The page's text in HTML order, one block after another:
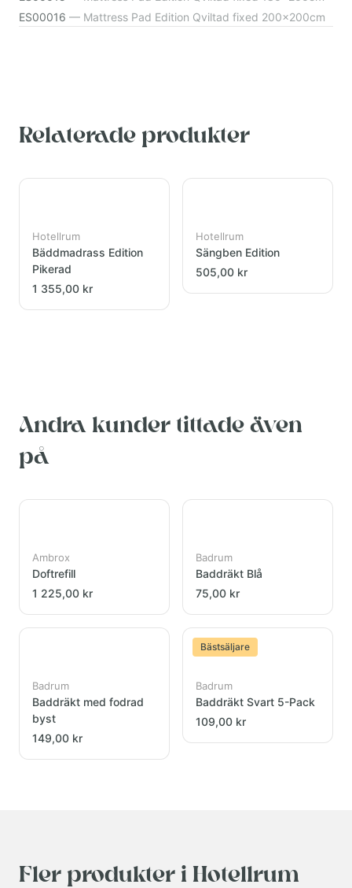
ES00016 — Mattress Pad Edition Qviltad fixed 200x200cm
Relaterade produkter
Hotellrum
Bäddmadrass Edition
Pikerad
1 355,00 kr
Hotellrum
Sängben Edition
505,00 kr
Andra kunder tittade även
på
Ambrox
Doftrefill
1 225,00 kr
Badrum
Baddräkt Blå
75,00 kr
Badrum
Baddräkt med fodrad
byst
149,00 kr
Bästsäljare
Badrum
Baddräkt Svart 5-Pack
109,00 kr
Fler produkter i Hotellrum